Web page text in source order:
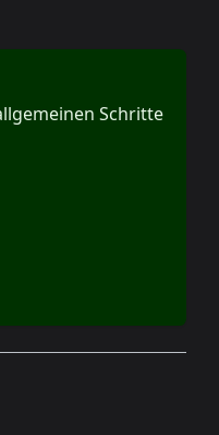
Schritte